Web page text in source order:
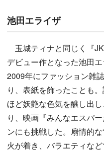
池田エライザ
玉城ティナと同じく『
デビュー作となった池田
2009年にファッション雑
り、表紙を飾ったことも
ほど妖艶な色気を醸し出
り、映画『みんなエスパ
ンにも挑戦した。扇情的
火が着き、バラエティな